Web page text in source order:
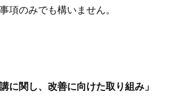
項のみでも構いません。
に関し、改善に向けた取り組み」